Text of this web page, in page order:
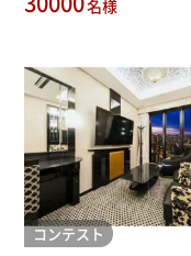
名様
コンテスト